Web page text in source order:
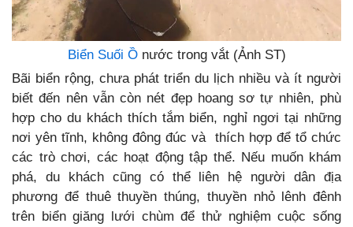
Biển Suối Ồnước trong vắt (Ảnh ST)
Bãi biển rộng, chưa phát triển du lịch nhiều và ít người
biết đến nên vẫn còn nét đẹp hoang sơ tự nhiên, phù
hợp cho du khách thích tắm biển, nghỉ ngơi tại những
nơi yên tĩnh, không đông đúc và thích hợp để tổ chức
các trò chơi, các hoạt động tập thể. Nếu muốn khám
phá, du khách cũng có thể liên hệ người dân địa
phương để thuê thuyền thúng, thuyền nhỏ lênh đênh
trên biển giăng lưới chùm để thử nghiệm cuộc sống